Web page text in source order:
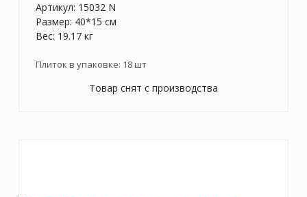
Артикул: 15032 N
Размер: 40*15 см
Вес: 19.17 кг
Плиток в упаковке: 18шт
Товар снят с производства